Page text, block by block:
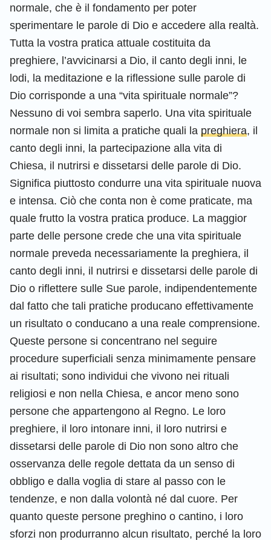
normale, che è il fondamento per poter
sperimentare le parole di Dio e accedere alla realtà.
Tutta la vostra pratica attuale costituita da
preghiere, l’avvicinarsi a Dio, il canto degli inni, le
lodi, la meditazione e la riflessione sulle parole di
Dio corrisponde a una “vita spirituale normale”?
Nessuno di voi sembra saperlo. Una vita spirituale
normale non si limita a pratiche quali la preghiera, il
canto degli inni, la partecipazione alla vita di
Chiesa, il nutrirsi e dissetarsi delle parole di Dio.
Significa piuttosto condurre una vita spirituale nuova
e intensa. Ciò che conta non è come praticate, ma
quale frutto la vostra pratica produce. La maggior
parte delle persone crede che una vita spirituale
normale preveda necessariamente la preghiera, il
canto degli inni, il nutrirsi e dissetarsi delle parole di
Dio o riflettere sulle Sue parole, indipendentemente
dal fatto che tali pratiche producano effettivamente
un risultato o conducano a una reale comprensione.
Queste persone si concentrano nel seguire
procedure superficiali senza minimamente pensare
ai risultati; sono individui che vivono nei rituali
religiosi e non nella Chiesa, e ancor meno sono
persone che appartengono al Regno. Le loro
preghiere, il loro intonare inni, il loro nutrirsi e
dissetarsi delle parole di Dio non sono altro che
osservanza delle regole dettata da un senso di
obbligo e dalla voglia di stare al passo con le
tendenze, e non dalla volontà né dal cuore. Per
quanto queste persone preghino o cantino, i loro
sforzi non produrranno alcun risultato, perché la loro